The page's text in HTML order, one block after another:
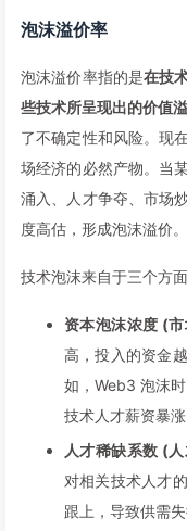
泡沫溢价率
泡沫溢价率指的是在技
些技术所呈现出的价值
了不确定性和风险。现
场经济的必然产物。当
涌入、人才争夺、市场
度高估，形成泡沫溢价。
技术泡沫来自于三个方面
资本泡沫浓度 (
高，投入的资金
如，Web3 泡沫
技术人才薪资暴涨
人才稀缺系数 (
对相关技术人才
跟上，导致供需